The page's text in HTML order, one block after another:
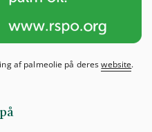
af palmeolie på dereswebsite.